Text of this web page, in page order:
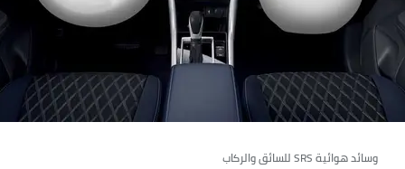
وسائد هوائية SRS للسائق والركاب